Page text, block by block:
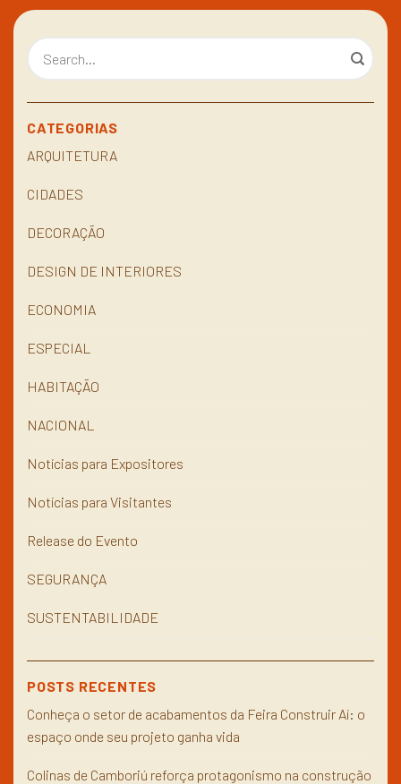
CATEGORIAS
ARQUITETURA
CIDADES
DECORAÇÃO
DESIGN DE INTERIORES
ECONOMIA
ESPECIAL
HABITAÇÃO
NACIONAL
Notícias para Expositores
Notícias para Visitantes
Release do Evento
SEGURANÇA
SUSTENTABILIDADE
POSTS RECENTES
Conheça o setor de acabamentos da Feira Construir Aí: o
espaço onde seu projeto ganha vida
Colinas de Camboriú reforça protagonismo na construção